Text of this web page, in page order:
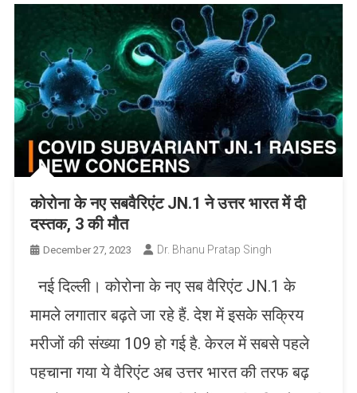
कोरोना के नए सबवैरिएंट JN.1 ने उत्तर भारत में दी
दस्तक, 3 की मौत
December 27, 2023 Dr. Bhanu Pratap Singh
नई द‍िल्ली। कोरोना के नए सब वैरिएंट JN.1 के
मामले लगातार बढ़ते जा रहे हैं. देश में इसके सक्रिय
मरीजों की संख्या 109 हो गई है. केरल में सबसे पहले
पहचाना गया ये वैरिएंट अब उत्तर भारत की तरफ बढ़